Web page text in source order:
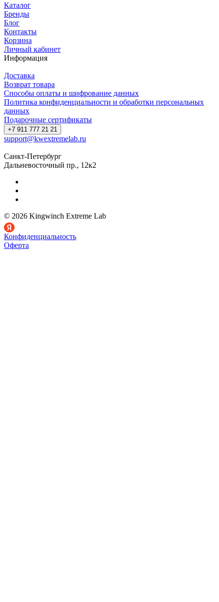
Каталог
Бренды
Блог
Контакты
Корзина
Личный кабинет
Информация
Доставка
Возврат товара
Способы оплаты и шифрование данных
Политика конфиденциальности и обработки персональных
данных
Подарочные сертификаты
+7 911 777 21 21
support@kwextremelab.ru
Санкт-Петербург
Дальневосточный пр., 12к2
© 2026 Kingwinch Extreme Lab
Конфиденциальность
Оферта